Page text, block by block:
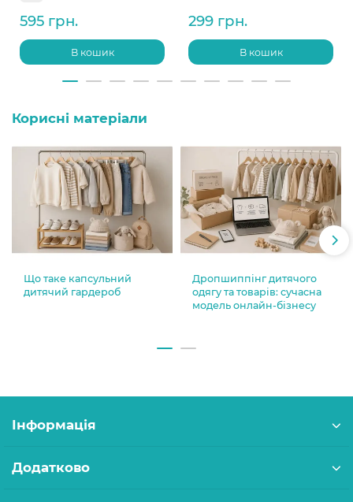
595 грн.
В кошик
299 грн.
В кошик
Корисні матеріали
Що таке капсульний
дитячий гардероб
Дропшиппінг дитячого
одягу та товарів: сучасна
модель онлайн-бізнесу
Інформація
Додатково